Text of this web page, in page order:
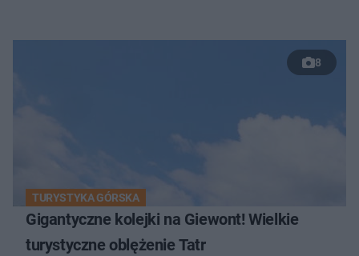
8
TURYSTYKA GÓRSKA
Gigantyczne kolejki na Giewont! Wielkie
turystyczne oblężenie Tatr